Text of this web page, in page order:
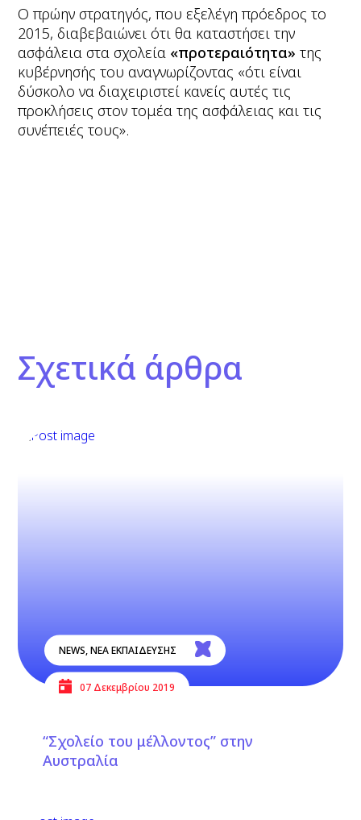
Ο πρώην στρατηγός, που εξελέγη πρόεδρος το
2015, διαβεβαιώνει ότι θα καταστήσει την
ασφάλεια στα σχολεία «προτεραιότητα» της
κυβέρνησής του αναγνωρίζοντας «ότι είναι
δύσκολο να διαχειριστεί κανείς αυτές τις
προκλήσεις στον τομέα της ασφάλειας και τις
συνέπειές τους».
Σχετικά άρθρα
NEWS,ΝΕΑ ΕΚΠΑΙΔΕΥΣΗΣ
07 Δεκεμβρίου 2019
“Σχολείο του μέλλοντος” στην
Αυστραλία